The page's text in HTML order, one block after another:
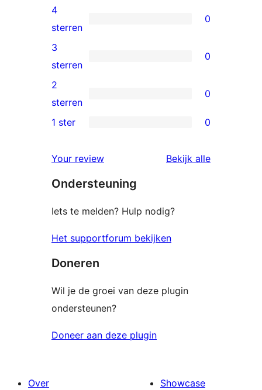
5
sterren
beoordelingen
0
4
sterren
beoordelingen
4
sterren
0
0
3
sterren
beoordelingen
3
sterren
0
0
2
beoordelingen
2
sterren
0
sterren
beoordelingen
1 ster 0
Your review Bekijk alle
Ondersteuning
Iets te melden? Hulp nodig?
Het supportforum bekijken
Doneren
Wil je de groei van deze plugin
ondersteunen?
Doneer aan deze plugin
Over
Showcase